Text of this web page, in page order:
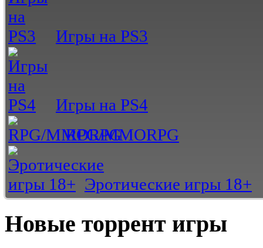
Игры на PS3
Игры на PS4
RPG/MMORPG
Эротические игры 18+
Новые торрент игры